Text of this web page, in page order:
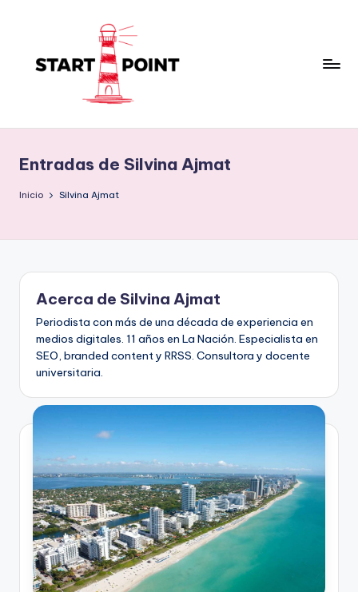
contenido
Entradas de Silvina Ajmat
Inicio Silvina Ajmat
Acerca de Silvina Ajmat
Periodista con más de una década de experiencia en
medios digitales. 11 años en La Nación. Especialista en
SEO, branded content y RRSS. Consultora y docente
universitaria.